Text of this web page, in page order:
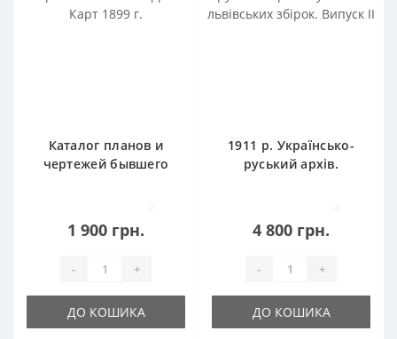
Каталог планов и
чертежей бывшего
1 900 грн.
- +
ДО КОШИКА
1911 р. Українсько-
руський архів.
4 800 грн.
- +
ДО КОШИКА